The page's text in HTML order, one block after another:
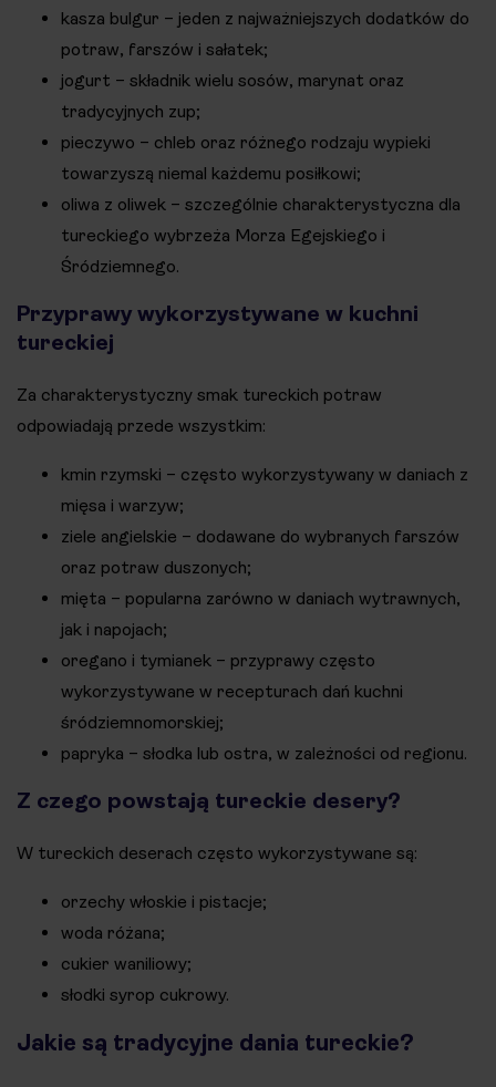
kasza bulgur – jeden z najważniejszych dodatków do
potraw, farszów i sałatek;
jogurt – składnik wielu sosów, marynat oraz
tradycyjnych zup;
pieczywo – chleb oraz różnego rodzaju wypieki
towarzyszą niemal każdemu posiłkowi;
oliwa z oliwek – szczególnie charakterystyczna dla
tureckiego wybrzeża Morza Egejskiego i
Śródziemnego.
Przyprawy wykorzystywane w kuchni
tureckiej
Za charakterystyczny smak tureckich potraw
odpowiadają przede wszystkim:
kmin rzymski – często wykorzystywany w daniach z
mięsa i warzyw;
ziele angielskie – dodawane do wybranych farszów
oraz potraw duszonych;
mięta – popularna zarówno w daniach wytrawnych,
jak i napojach;
oregano i tymianek – przyprawy często
wykorzystywane w recepturach dań kuchni
śródziemnomorskiej;
papryka – słodka lub ostra, w zależności od regionu.
Z czego powstają tureckie desery?
W tureckich deserach często wykorzystywane są:
orzechy włoskie i pistacje;
woda różana;
cukier waniliowy;
słodki syrop cukrowy.
Jakie są tradycyjne dania tureckie?